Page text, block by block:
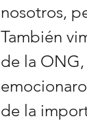
nosotros,
También
de la
de la